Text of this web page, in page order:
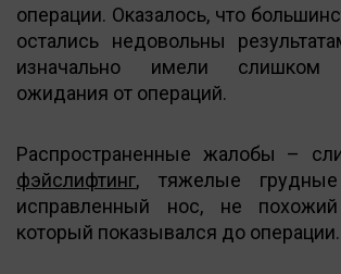
операции. Оказалось, что
остались недовольны
изначально имели слишком
ожидания от операций.
Распространенные жалобы –
фэйслифтинг, тяжелые
исправленный нос, не
который показывался до операции.